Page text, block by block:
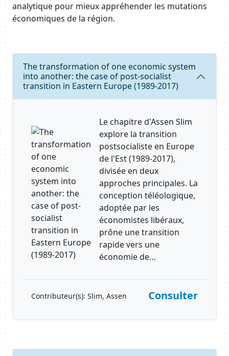
analytique pour mieux appréhender les mutations
économiques de la région.
The transformation of one economic system
into another: the case of post-socialist
transition in Eastern Europe (1989-2017)
Le chapitre d'Assen Slim
explore la transition
postsocialiste en Europe
de l'Est (1989-2017),
divisée en deux
approches principales. La
conception téléologique,
adoptée par les
économistes libéraux,
prône une transition
rapide vers une
économie de…
Contributeur(s): Slim, Assen Consulter